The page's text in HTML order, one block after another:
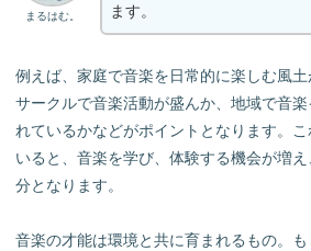
まるはむ。
ます。
例えば、家庭で音楽を日常的に楽しむ風
サークルで音楽活動が盛んか、地域で音
れているかなどがポイントとなります。
いると、音楽を学び、体験する機会が増
分となります。
音楽の才能は環境と共に育まれるもの。も